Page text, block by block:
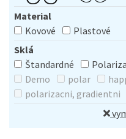
Material
Kovové
Plastové
Sklá
Štandardné
Demo
polar
polarizacni, gradientni